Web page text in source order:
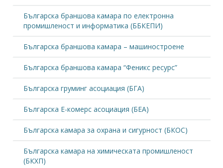
Българска браншова камара по електронна
промишленост и информатика (ББКЕПИ)
Българска браншова камара – машиностроене
Българска браншова камара “Феникс ресурс”
Българска груминг асоциация (БГА)
Българска Е-комерс асоциация (БЕА)
Българска камара за охрана и сигурност (БКОС)
Българска камара на химическата промишленост
(БКХП)